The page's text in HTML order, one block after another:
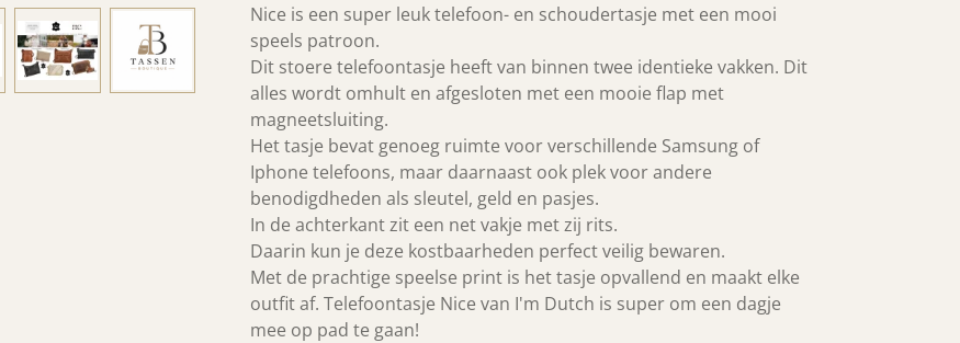
Nice is een super leuk telefoon- en schoudertasje met een mooi
speels patroon.
Dit stoere telefoontasje heeft van binnen twee identieke vakken. Dit
alles wordt omhult en afgesloten met een mooie flap met
magneetsluiting.
Het tasje bevat genoeg ruimte voor verschillende Samsung of
Iphone telefoons, maar daarnaast ook plek voor andere
benodigdheden als sleutel, geld en pasjes.
In de achterkant zit een net vakje met zij rits.
Daarin kun je deze kostbaarheden perfect veilig bewaren.
Met de prachtige speelse print is het tasje opvallend en maakt elke
outfit af. Telefoontasje Nice van I'm Dutch is super om een dagje
mee op pad te gaan!